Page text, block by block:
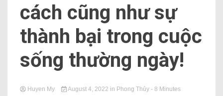
cách cũng như sự
thành bại trong cuộc
sống thường ngày!
Huyen My August 4, 2022 in Phong Thủy - 8 Minutes